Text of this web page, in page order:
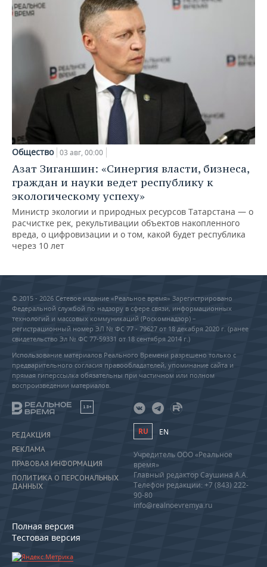
Общество 03 авг, 00:00
Азат Зиганшин: «Синергия власти, бизнеса,
граждан и науки ведет республику к
экологическому успеху»
Министр экологии и природных ресурсов Татарстана — о
расчистке рек, рекультивации объектов накопленного
вреда, о цифровизации и о том, какой будет республика
через 10 лет
© 2015 - 2026 Сетевое издание «Реальное время» Зарегистрировано
Федеральной службой по надзору в сфере связи, информационных
технологий и массовых коммуникаций (Роскомнадзор) –
регистрационный номер ЭЛ № ФС 77 - 79627 от 18 декабря 2020 г. (ранее
свидетельство Эл № ФС 77-59331 от 18 сентября 2014 г.)
Использование материалов Реального Времени разрешено только с
предварительного согласия правообладателей, упоминание сайта и
прямая гиперссылка обязательны при частичном или полном
воспроизведении материалов.
18+
РЕДАКЦИЯ
РЕКЛАМА
ПРАВОВАЯ ИНФОРМАЦИЯ
ПОЛИТИКА О ПЕРСОНАЛЬНЫХ
ДАННЫХ
Полная версия
Тестовая версия
RU EN
Учредитель ООО «Реальное
время»
Главный редактор Саушина А.А.
Телефон редакции: +7 (843) 222-
90-80
info@realnoevremya.ru